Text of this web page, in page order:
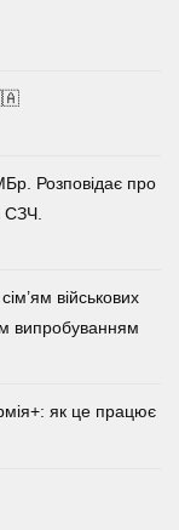
Розповідає про
СЗЧ.
військових
випробуванням
як це працює